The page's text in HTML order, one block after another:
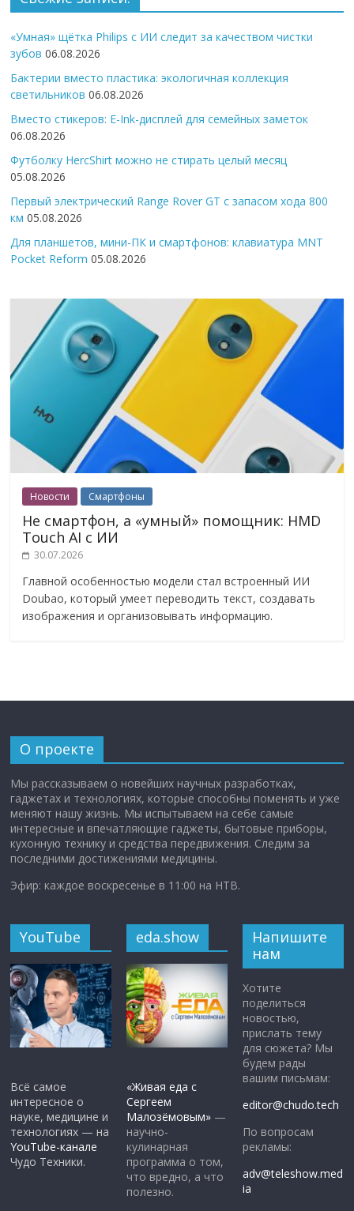
«Умная» щётка Philips с ИИ следит за качеством чистки
зубов 06.08.2026
Бактерии вместо пластика: экологичная коллекция
светильников 06.08.2026
Вместо стикеров: E-Ink-дисплей для семейных заметок
06.08.2026
Футболку HercShirt можно не стирать целый месяц
05.08.2026
Первый электрический Range Rover GT с запасом хода 800
км 05.08.2026
Для планшетов, мини-ПК и смартфонов: клавиатура MNT
Pocket Reform 05.08.2026
Новости Смартфоны
Не смартфон, а «умный» помощник: HMD
Touch AI с ИИ
30.07.2026
Главной особенностью модели стал встроенный ИИ
Doubao, который умеет переводить текст, создавать
изображения и организовывать информацию.
О проекте
Мы рассказываем о новейших научных разработках,
гаджетах и технологиях, которые способны поменять и уже
меняют нашу жизнь. Мы испытываем на себе самые
интересные и впечатляющие гаджеты, бытовые приборы,
кухонную технику и средства передвижения. Следим за
последними достижениями медицины.
Эфир: каждое воскресенье в 11:00 на НТВ.
YouTube
Всё самое
интересное о
науке, медицине и
технологиях — на
YouTube-канале
Чудо Техники.
eda.show
«Живая еда с
Сергеем
Малозёмовым» —
научно-
кулинарная
программа о том,
что вредно, а что
полезно.
Напишите
нам
Хотите
поделиться
новостью,
прислать тему
для сюжета? Мы
будем рады
вашим письмам:
editor@chudo.tech
По вопросам
рекламы:
adv@teleshow.med
ia